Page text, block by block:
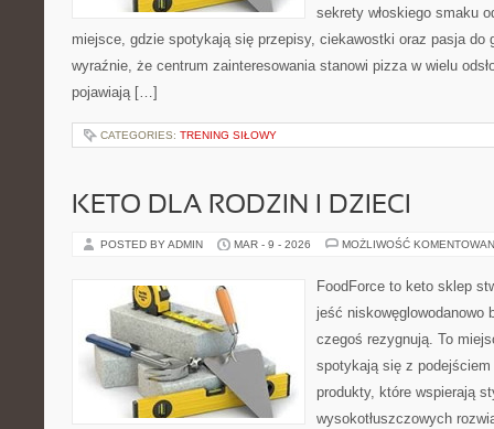
sekrety włoskiego smaku
miejsce, gdzie spotykają się przepisy, ciekawostki oraz pasja do
wyraźnie, że centrum zainteresowania stanowi pizza w wielu
pojawiają […]
CATEGORIES: TRENING SIŁOWY
KETO DLA RODZIN I DZIECI
POSTED BY ADMIN MAR - 9 - 2026 MOŻLIWOŚĆ
FoodForce to keto sklep
jeść niskowęglowodanowo
czegoś rezygnują. To
spotykają się z
produkty, które wspierają
wysokotłuszczowych